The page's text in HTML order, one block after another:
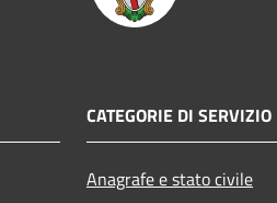
CATEGORIE DI SERVIZIO
Anagrafe e stato civile